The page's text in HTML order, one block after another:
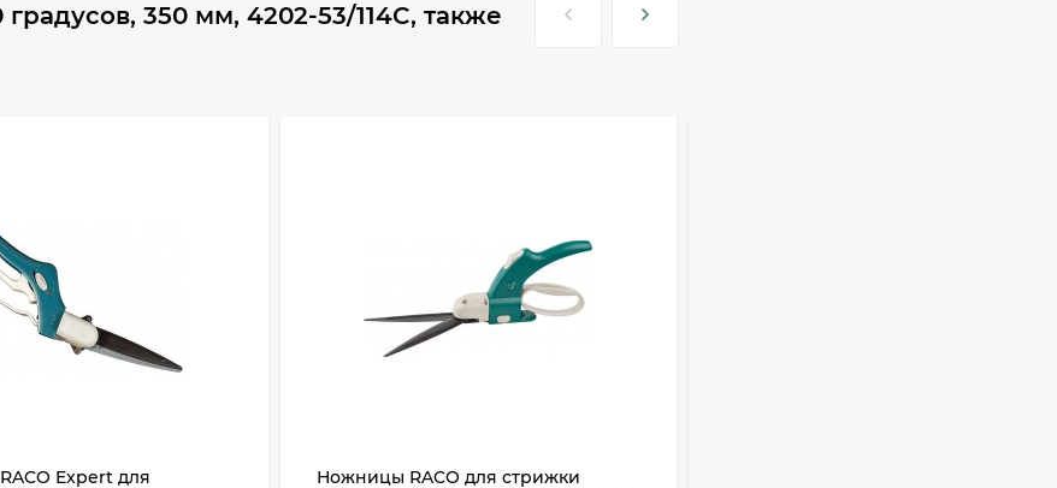
350 мм, 4202-53/114C, также
Expert для
Ножницы RACO для стрижки